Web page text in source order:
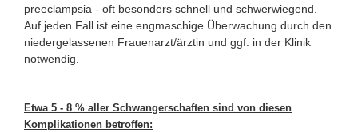
preeclampsia - oft besonders schnell und schwerwiegend.
Auf jeden Fall ist eine engmaschige Überwachung durch den
niedergelassenen Frauenarzt/ärztin und ggf. in der Klinik
notwendig.
Etwa 5 - 8 % aller Schwangerschaften sind von diesen
Komplikationen betroffen: